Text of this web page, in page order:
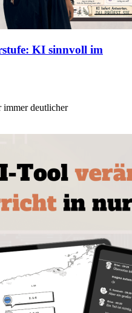
KI sinnvoll im
immer deutlicher